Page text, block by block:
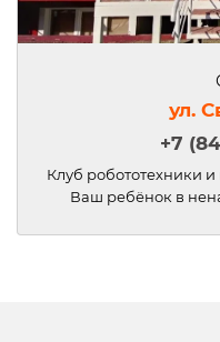
ул.
+7
Клуб робототехники
Ваш ребёнок в